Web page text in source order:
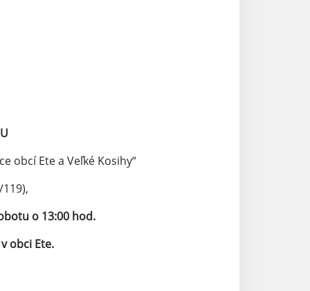
obcí Ete a Veľké Kosihy“
o 13:00 hod.
obci Ete.